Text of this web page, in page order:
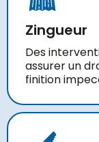
Zingueur
Des
assurer un
finition